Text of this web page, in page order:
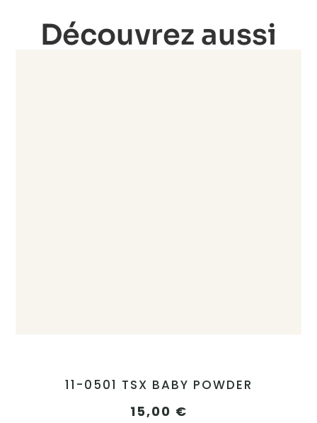
Découvrez aussi
11-0501 TSX BABY POWDER
15,00 €